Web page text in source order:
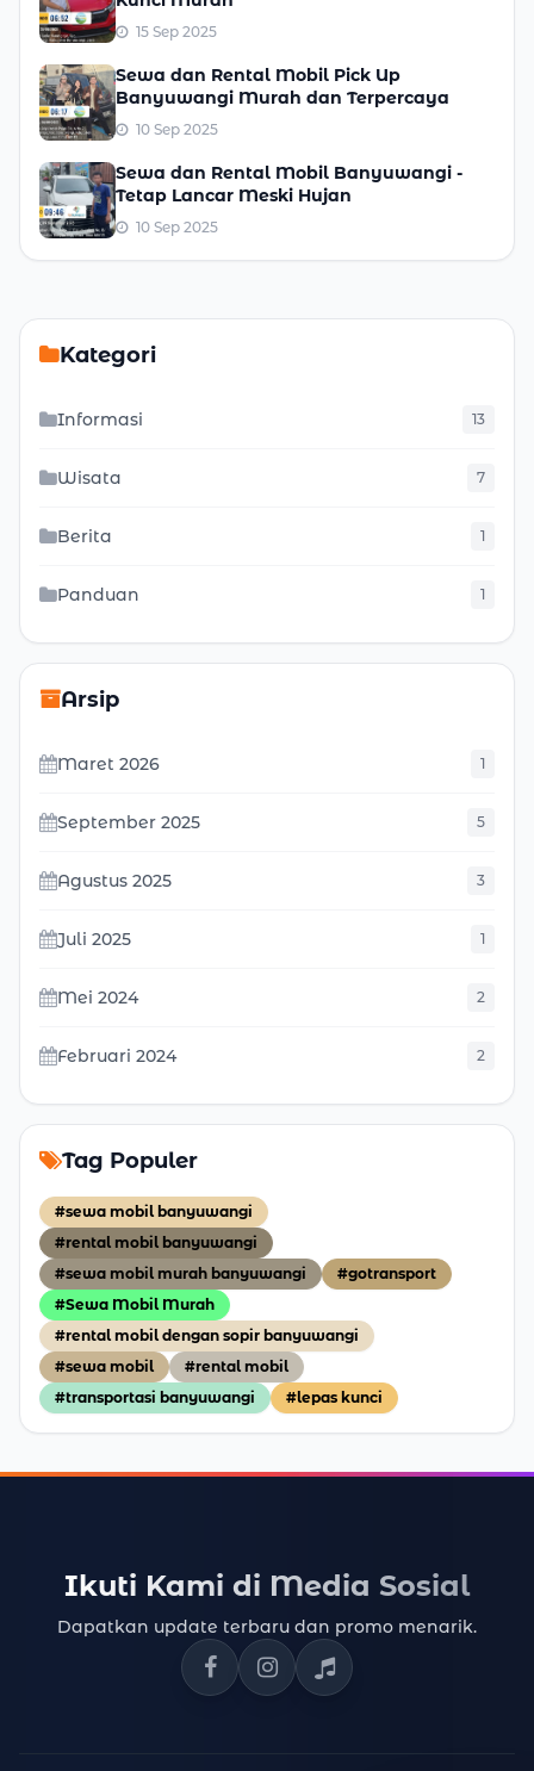
15 Sep 2025
Sewa dan Rental Mobil Pick Up
Banyuwangi Murah dan Terpercaya
10 Sep 2025
Sewa dan Rental Mobil Banyuwangi -
Tetap Lancar Meski Hujan
10 Sep 2025
Kategori
Informasi 13
Wisata 7
Berita 1
Panduan 1
Arsip
Maret 2026 1
September 2025 5
Agustus 2025 3
Juli 2025 1
Mei 2024 2
Februari 2024 2
Tag Populer
#sewa mobil banyuwangi
#rental mobil banyuwangi
#sewa mobil murah banyuwangi
#gotransport
#Sewa Mobil Murah
#rental mobil dengan sopir banyuwangi
#sewa mobil
#rental mobil
#transportasi banyuwangi
#lepas kunci
Ikuti Kami di Media Sosial
Dapatkan update terbaru dan promo menarik.
Facebook Gotransport
Instagram Gotransport
TikTok Gotransport